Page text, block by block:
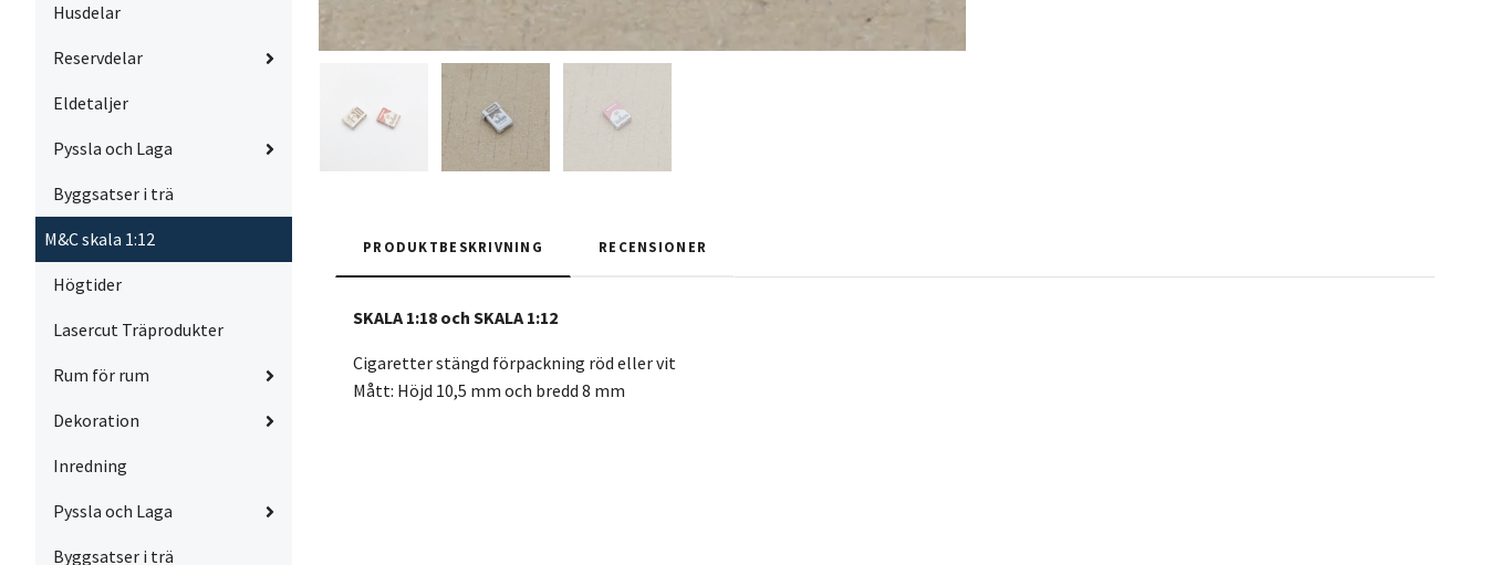
Husdelar
Reservdelar
Eldetaljer
Pyssla och Laga
Byggsatser i trä
M&C skala 1:12
Högtider
Lasercut Träprodukter
Rum för rum
Dekoration
Inredning
Pyssla och Laga
Byggsatser i trä
PRODUKTBESKRIVNING RECENSIONER
SKALA 1:18 och SKALA 1:12
Cigaretter stängd förpackning röd eller vit
Mått: Höjd 10,5 mm och bredd 8 mm